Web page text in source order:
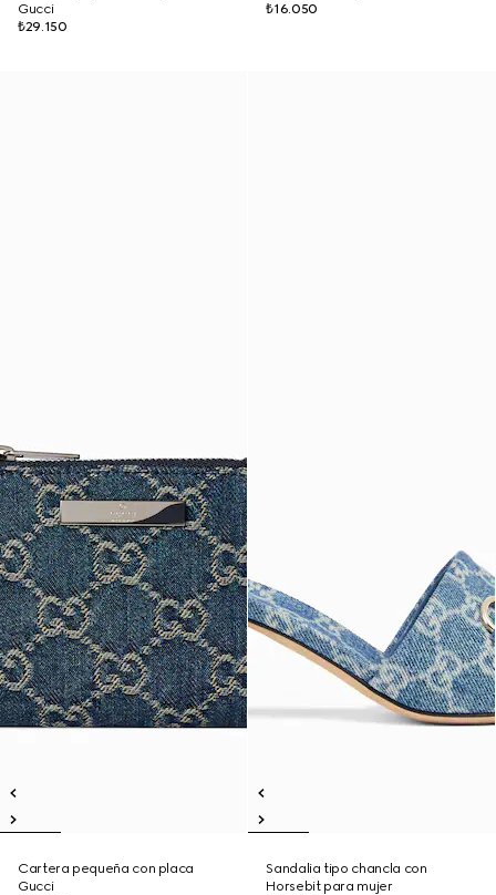
Gucci
₺29.150
₺16.050
Cartera pequeña con placa
Gucci
Sandalia tipo chancla con
Horsebit para mujer